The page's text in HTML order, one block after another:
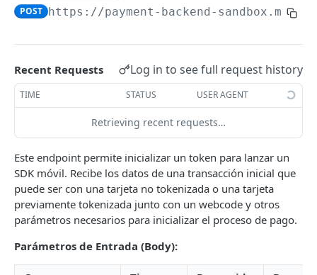
Cobros (Collections)
SDK Cobros
Generar cobro vía API
Generar cobro vía SDK
Introducción
Login - autenticación
CONFIGURACIÓN
Gestión de llaves para encriptación de datos
Carga y generación de llaves públicas - Sync
Prueba de llaves para comprobar que estén
bien configuradas
POST
Flujos y Transacciones
Transferencia con QR
COMPAÑIA
POST https://payment-backend-
Recent Requests Log in to see full request history
TIME STATUS USER AGENT
Retrieving recent requests…
Este endpoint permite inicializar un token para lanzar un
SDK móvil. Recibe los datos de una transacción inicial que
puede ser con una tarjeta no tokenizada o una tarjeta
previamente tokenizada junto con un webcode y otros
parámetros necesarios para inicializar el proceso de pago.
Parámetros de Entrada (Body):